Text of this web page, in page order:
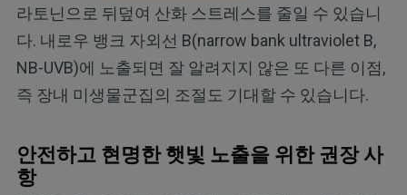
라토닌으로 뒤덮여 산화 스트레스를 줄일 수 있습니
다. 내로우 뱅크 자외선 B(narrow bank ultraviolet B,
NB-UVB)에 노출되면 잘 알려지지 않은 또 다른 이점,
즉 장내 미생물군집의 조절도 기대할 수 있습니다.
안전하고 현명한 햇빛 노출을 위한 권장 사
항